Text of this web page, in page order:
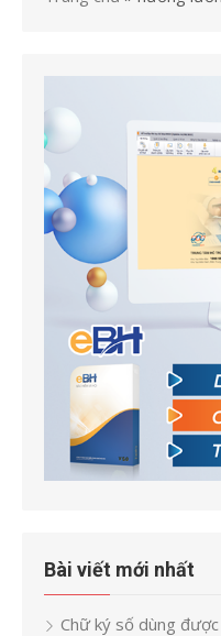
Bài viết mới nhất
Chữ ký số dùng